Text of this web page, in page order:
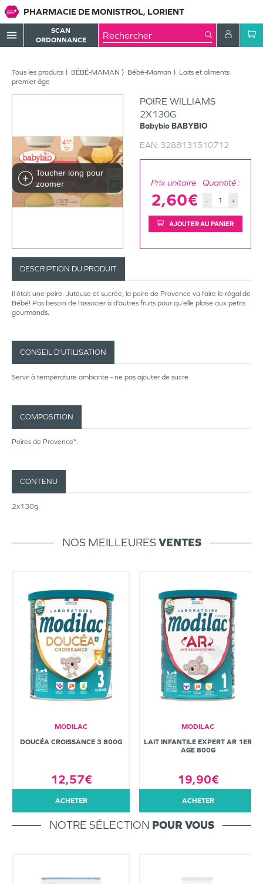
PHARMACIE DE MONISTROL, LORIENT
menu
SCAN
ORDONNANCE
Tous les produits BÉBÉ-MAMAN Bébé-Maman
Laits et aliments
premier âge
Toucher long pour
zoomer
POIRE WILLIAMS
2X130G
Babybio BABYBIO
EAN: 3288131510712
Prix unitaire
2,60€
Quantité :
- +
AJOUTER AU PANIER
DESCRIPTION DU PRODUIT
Il était une poire. Juteuse et sucrée, la poire de Provence va faire le régal de
Bébé! Pas besoin de l’associer à d’autres fruits pour qu’elle plaise aux petits
gourmands.
CONSEIL D’UTILISATION
Servir à température ambiante - ne pas ajouter de sucre
COMPOSITION
Poires de Provence*.
CONTENU
2x130g
NOS MEILLEURESVENTES
MODILAC
DOUCÉA CROISSANCE 3 800G
12,57€
ACHETER
MODILAC
LAIT INFANTILE EXPERT AR 1ER
AGE 800G
19,90€
ACHETER
NOTRE SÉLECTION POUR VOUS